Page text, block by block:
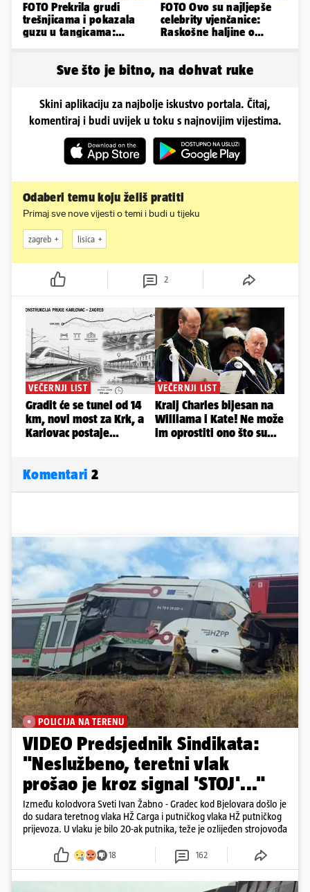
FOTO Prekrila grudi
trešnjicama i pokazala
guzu u tangicama:
FOTO Ovo su najljepše
celebrity vjenčanice:
Raskošne haljine o
Sve što je bitno, na dohvat ruke
Skini aplikaciju za najbolje iskustvo portala. Čitaj,
komentiraj i budi uvijek u toku s najnovijim vijestima.
Odaberi temu koju želiš pratiti
Primaj sve nove vijesti o temi i budi u tijeku
zagreb lisica
2
Komentari 2
POLICIJA NA TERENU
VIDEO Predsjednik Sindikata:
"Neslužbeno, teretni vlak
prošao je kroz signal 'STOJ'..."
Između kolodvora Sveti Ivan Žabno - Gradec kod Bjelovara došlo je
do sudara teretnog vlaka HŽ Carga i putničkog vlaka HŽ putničkog
prijevoza. U vlaku je bilo 20-ak putnika, teže je ozlijeđen strojovođa
18 162